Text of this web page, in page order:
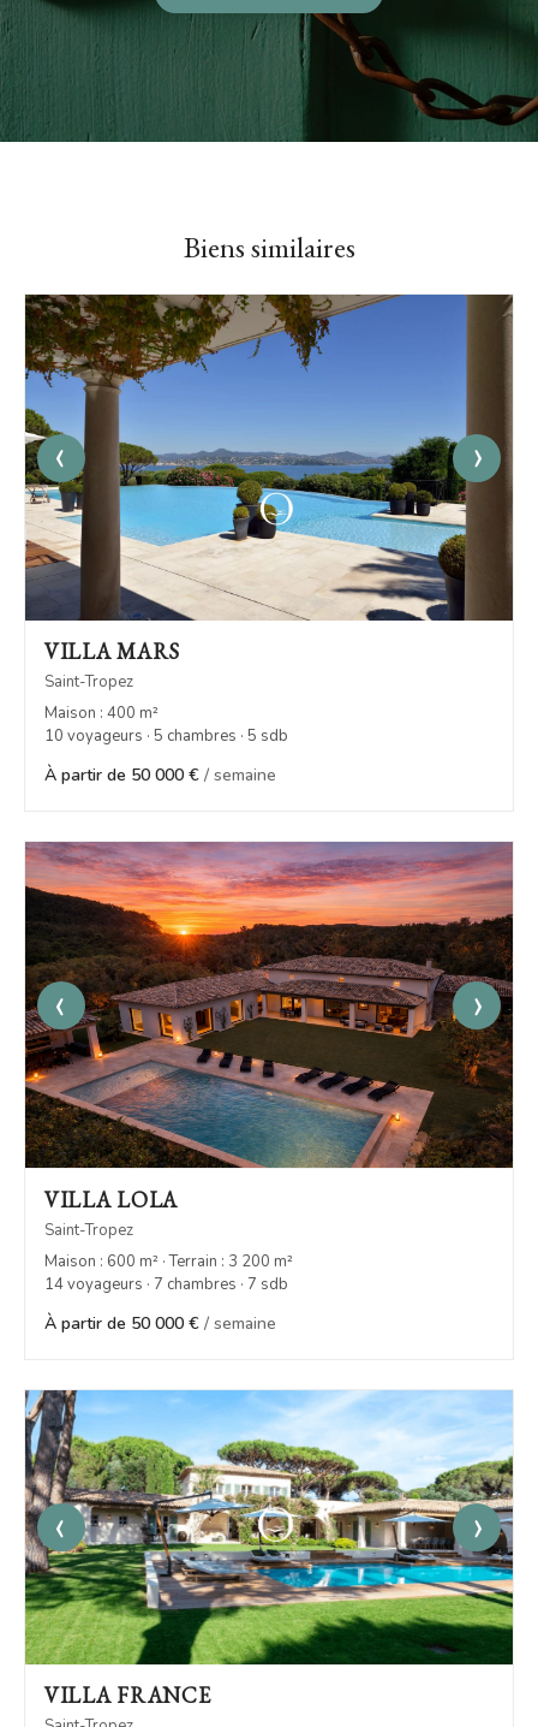
Biens similaires
‹ ›
VILLA MARS
Saint-Tropez
Maison : 400 m²
10 voyageurs · 5 chambres · 5 sdb
À partir de 50 000 € / semaine
‹ ›
VILLA LOLA
Saint-Tropez
Maison : 600 m² · Terrain : 3 200 m²
14 voyageurs · 7 chambres · 7 sdb
À partir de 50 000 € / semaine
‹ ›
VILLA FRANCE